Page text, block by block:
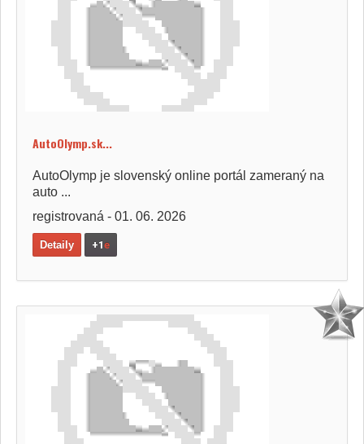
AutoOlymp.sk...
AutoOlymp je slovenský online portál zameraný na
auto ...
registrovaná - 01. 06. 2026
Detaily +1e